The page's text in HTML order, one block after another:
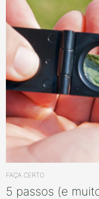
FAÇA CERTO
5 passos (e